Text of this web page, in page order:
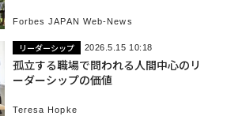
Forbes JAPAN Web-News
リーダーシップ 2026.5.15 10:18
孤立する職場で問われる人間中心のリ
ーダーシップの価値
Teresa Hopke